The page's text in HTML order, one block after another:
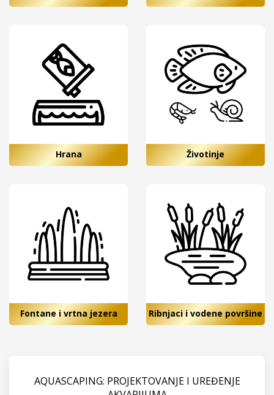
Hrana Životinje
Fontane i vrtna jezera Ribnjaci i vodene površine
AQUASCAPING: PROJEKTOVANJE I UREĐENJE